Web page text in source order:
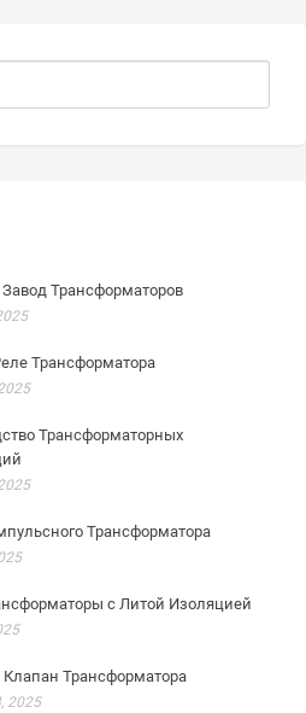
Трансформаторов
Трансформатора
Трансформаторных
Трансформатора
с Литой Изоляцией
Клапан Трансформатора
2025